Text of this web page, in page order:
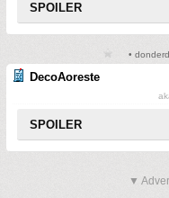
SPOILER
•
DecoAoreste
SPOILER
▼